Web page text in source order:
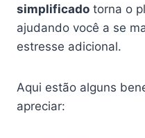
simplificado torna o
ajudando você a se
estresse adicional.
Aqui estão alguns
apreciar: